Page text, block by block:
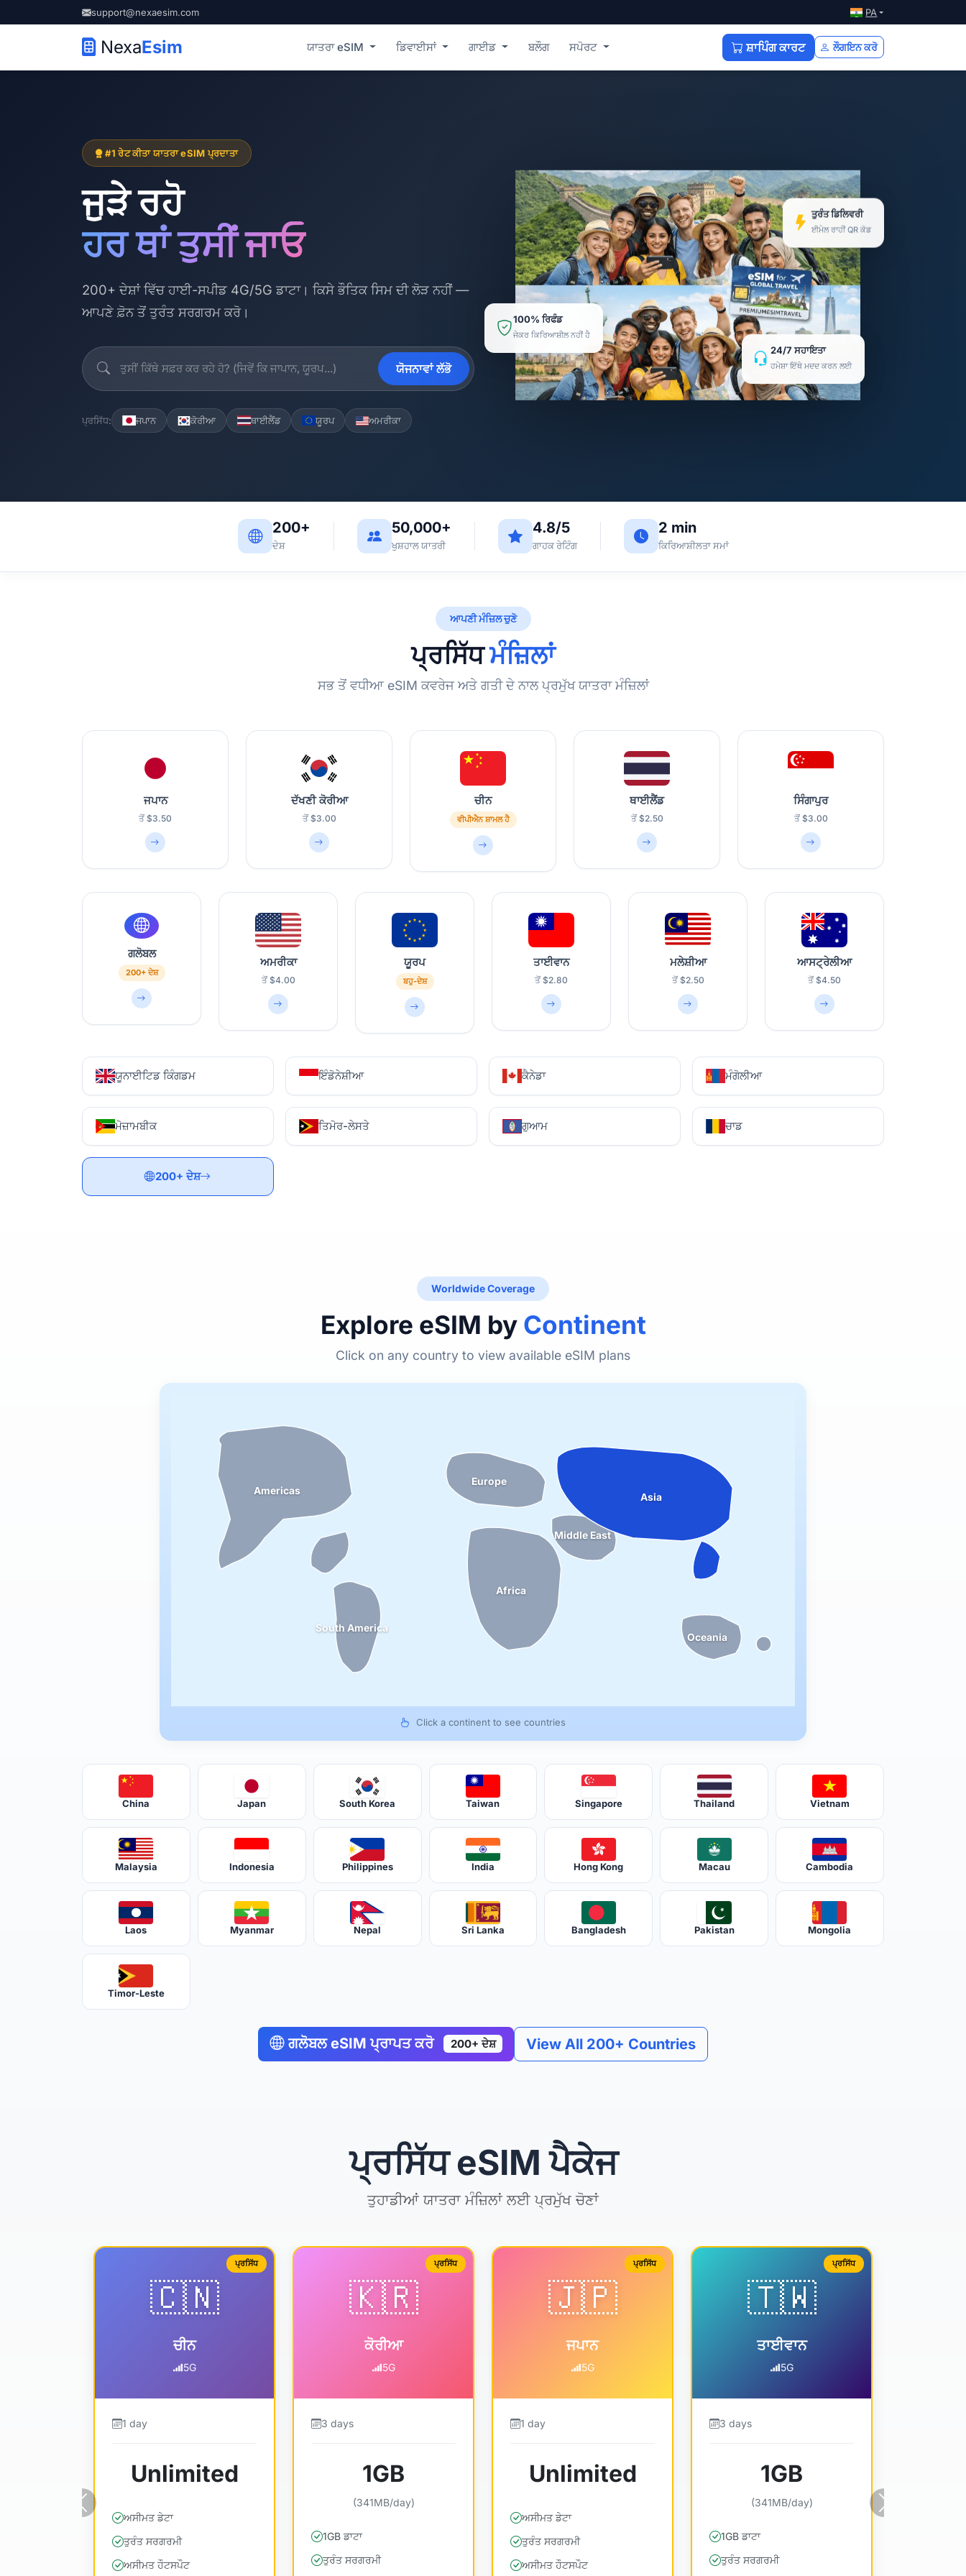
support@nexaesim.com PA
NexaEsim ਯਾਤਰਾ eSIM ਡਿਵਾਈਸਾਂ ਗਾਈਡ ਬਲੌਗ ਸਪੋਰਟ ਸ਼ਾਪਿੰਗ ਕਾਰਟ ਲੌਗਇਨ ਕਰੋ
#1 ਰੇਟ ਕੀਤਾ ਯਾਤਰਾ eSIM ਪ੍ਰਦਾਤਾ
ਜੁੜੇ ਰਹੋ
ਹਰ ਥਾਂ ਤੁਸੀਂ ਜਾਓ
200+ ਦੇਸ਼ਾਂ ਵਿੱਚ ਹਾਈ-ਸਪੀਡ 4G/5G ਡਾਟਾ। ਕਿਸੇ ਭੌਤਿਕ ਸਿਮ ਦੀ ਲੋੜ ਨਹੀਂ —
ਆਪਣੇ ਫ਼ੋਨ ਤੋਂ ਤੁਰੰਤ ਸਰਗਰਮ ਕਰੋ।
ਯੋਜਨਾਵਾਂ ਲੱਭੋ
ਪ੍ਰਸਿੱਧ: ਜਪਾਨ ਕੋਰੀਆ ਥਾਈਲੈਂਡ ਯੂਰਪ ਅਮਰੀਕਾ
ਤੁਰੰਤ ਡਿਲਿਵਰੀ
ਈਮੇਲ ਰਾਹੀਂ QR ਕੋਡ
100% ਰਿਫੰਡ
ਜੇਕਰ ਕਿਰਿਆਸ਼ੀਲ ਨਹੀਂ ਹੈ
24/7 ਸਹਾਇਤਾ
ਹਮੇਸ਼ਾ ਇੱਥੇ ਮਦਦ ਕਰਨ ਲਈ
200+
ਦੇਸ਼
50,000+
ਖੁਸ਼ਹਾਲ ਯਾਤਰੀ
4.8/5
ਗਾਹਕ ਰੇਟਿੰਗ
2 min
ਕਿਰਿਆਸ਼ੀਲਤਾ ਸਮਾਂ
ਆਪਣੀ ਮੰਜ਼ਿਲ ਚੁਣੋ
ਪ੍ਰਸਿੱਧਮੰਜ਼ਿਲਾਂ
ਸਭ ਤੋਂ ਵਧੀਆ eSIM ਕਵਰੇਜ ਅਤੇ ਗਤੀ ਦੇ ਨਾਲ ਪ੍ਰਮੁੱਖ ਯਾਤਰਾ ਮੰਜ਼ਿਲਾਂ
ਜਪਾਨ
ਤੋਂ $3.50
ਦੱਖਣੀ ਕੋਰੀਆ
ਤੋਂ $3.00
ਚੀਨ
ਵੀਪੀਐਨ ਸ਼ਾਮਲ ਹੈ
ਥਾਈਲੈਂਡ
ਤੋਂ $2.50
ਸਿੰਗਾਪੁਰ
ਤੋਂ $3.00
ਗਲੋਬਲ
200+ ਦੇਸ਼
ਅਮਰੀਕਾ
ਤੋਂ $4.00
ਯੂਰਪ
ਬਹੁ-ਦੇਸ਼
ਤਾਈਵਾਨ
ਤੋਂ $2.80
ਮਲੇਸ਼ੀਆ
ਤੋਂ $2.50
ਆਸਟ੍ਰੇਲੀਆ
ਤੋਂ $4.50
ਯੂਨਾਈਟਿਡ ਕਿੰਗਡਮ ਇੰਡੋਨੇਸ਼ੀਆ ਕੈਨੇਡਾ ਮੰਗੋਲੀਆ
ਮੋਜ਼ਾਮਬੀਕ ਤਿਮੋਰ-ਲੇਸਤੇ ਗੁਆਮ ਚਾਡ
200+ ਦੇਸ਼
Worldwide Coverage
Explore eSIM by Continent
Click on any country to view available eSIM plans
Americas
South America
Europe
Africa
Middle East
Asia
Oceania
Click a continent to see countries
China Japan South Korea Taiwan Singapore Thailand Vietnam
Malaysia Indonesia Philippines India Hong Kong Macau Cambodia
Laos Myanmar Nepal Sri Lanka Bangladesh Pakistan Mongolia
Timor-Leste
ਗਲੋਬਲ eSIM ਪ੍ਰਾਪਤ ਕਰੋ 200+ ਦੇਸ਼ View All 200+ Countries
ਪ੍ਰਸਿੱਧ eSIM ਪੈਕੇਜ
ਤੁਹਾਡੀਆਂ ਯਾਤਰਾ ਮੰਜ਼ਿਲਾਂ ਲਈ ਪ੍ਰਮੁੱਖ ਚੋਣਾਂ
ਪ੍ਰਸਿੱਧ
🇨🇳
ਚੀਨ
5G
1 day
Unlimited
ਅਸੀਮਤ ਡੇਟਾ
ਤੁਰੰਤ ਸਰਗਰਮੀ
ਅਸੀਮਤ ਹੌਟਸਪੌਟ
ਪ੍ਰਸਿੱਧ
🇰🇷
ਕੋਰੀਆ
5G
3 days
1GB
(341MB/day)
1GB ਡਾਟਾ
ਤੁਰੰਤ ਸਰਗਰਮੀ
ਪ੍ਰਸਿੱਧ
🇯🇵
ਜਪਾਨ
5G
1 day
Unlimited
ਅਸੀਮਤ ਡੇਟਾ
ਤੁਰੰਤ ਸਰਗਰਮੀ
ਅਸੀਮਤ ਹੌਟਸਪੌਟ
ਪ੍ਰਸਿੱਧ
🇹🇼
ਤਾਈਵਾਨ
5G
3 days
1GB
(341MB/day)
1GB ਡਾਟਾ
ਤੁਰੰਤ ਸਰਗਰਮੀ
ਪਿਛਲਾ ਅੱਗੇ